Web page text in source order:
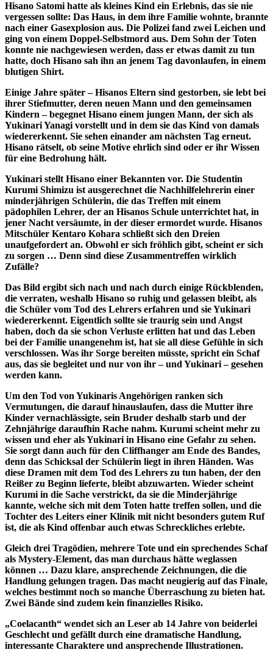
Hisano Satomi hatte als kleines Kind ein Erlebnis, das sie nie
vergessen sollte: Das Haus, in dem ihre Familie wohnte, brannte
nach einer Gasexplosion aus. Die Polizei fand zwei Leichen und
ging von einem Doppel-Selbstmord aus. Dem Sohn der Toten
konnte nie nachgewiesen werden, dass er etwas damit zu tun
hatte, doch Hisano sah ihn an jenem Tag davonlaufen, in einem
blutigen Shirt.
Einige Jahre später – Hisanos Eltern sind gestorben, sie lebt bei
ihrer Stiefmutter, deren neuen Mann und den gemeinsamen
Kindern – begegnet Hisano einem jungen Mann, der sich als
Yukinari Yanagi vorstellt und in dem sie das Kind von damals
wiedererkennt. Sie sehen einander am nächsten Tag erneut.
Hisano rätselt, ob seine Motive ehrlich sind oder er ihr Wissen
für eine Bedrohung hält.
Yukinari stellt Hisano einer Bekannten vor. Die Studentin
Kurumi Shimizu ist ausgerechnet die Nachhilfelehrerin einer
minderjährigen Schülerin, die das Treffen mit einem
pädophilen Lehrer, der an Hisanos Schule unterrichtet hat, in
jener Nacht versäumte, in der dieser ermordet wurde. Hisanos
Mitschüler Kentaro Kohara schließt sich den Dreien
unaufgefordert an. Obwohl er sich fröhlich gibt, scheint er sich
zu sorgen … Denn sind diese Zusammentreffen wirklich
Zufälle?
Das Bild ergibt sich nach und nach durch einige Rückblenden,
die verraten, weshalb Hisano so ruhig und gelassen bleibt, als
die Schüler vom Tod des Lehrers erfahren und sie Yukinari
wiedererkennt. Eigentlich sollte sie traurig sein und Angst
haben, doch da sie schon Verluste erlitten hat und das Leben
bei der Familie unangenehm ist, hat sie all diese Gefühle in sich
verschlossen. Was ihr Sorge bereiten müsste, spricht ein Schaf
aus, das sie begleitet und nur von ihr – und Yukinari – gesehen
werden kann.
Um den Tod von Yukinaris Angehörigen ranken sich
Vermutungen, die darauf hinauslaufen, dass die Mutter ihre
Kinder vernachlässigte, sein Bruder deshalb starb und der
Zehnjährige daraufhin Rache nahm. Kurumi scheint mehr zu
wissen und eher als Yukinari in Hisano eine Gefahr zu sehen.
Sie sorgt dann auch für den Cliffhanger am Ende des Bandes,
denn das Schicksal der Schülerin liegt in ihren Händen. Was
diese Dramen mit dem Tod des Lehrers zu tun haben, der den
Reißer zu Beginn lieferte, bleibt abzuwarten. Wieder scheint
Kurumi in die Sache verstrickt, da sie die Minderjährige
kannte, welche sich mit dem Toten hatte treffen sollen, und die
Tochter des Leiters einer Klinik mit nicht besonders gutem Ruf
ist, die als Kind offenbar auch etwas Schreckliches erlebte.
Gleich drei Tragödien, mehrere Tote und ein sprechendes Schaf
als Mystery-Element, das man durchaus hätte weglassen
können … Dazu klare, ansprechende Zeichnungen, die die
Handlung gelungen tragen. Das macht neugierig auf das Finale,
welches bestimmt noch so manche Überraschung zu bieten hat.
Zwei Bände sind zudem kein finanzielles Risiko.
„Coelacanth“ wendet sich an Leser ab 14 Jahre von beiderlei
Geschlecht und gefällt durch eine dramatische Handlung,
interessante Charaktere und ansprechende Illustrationen.